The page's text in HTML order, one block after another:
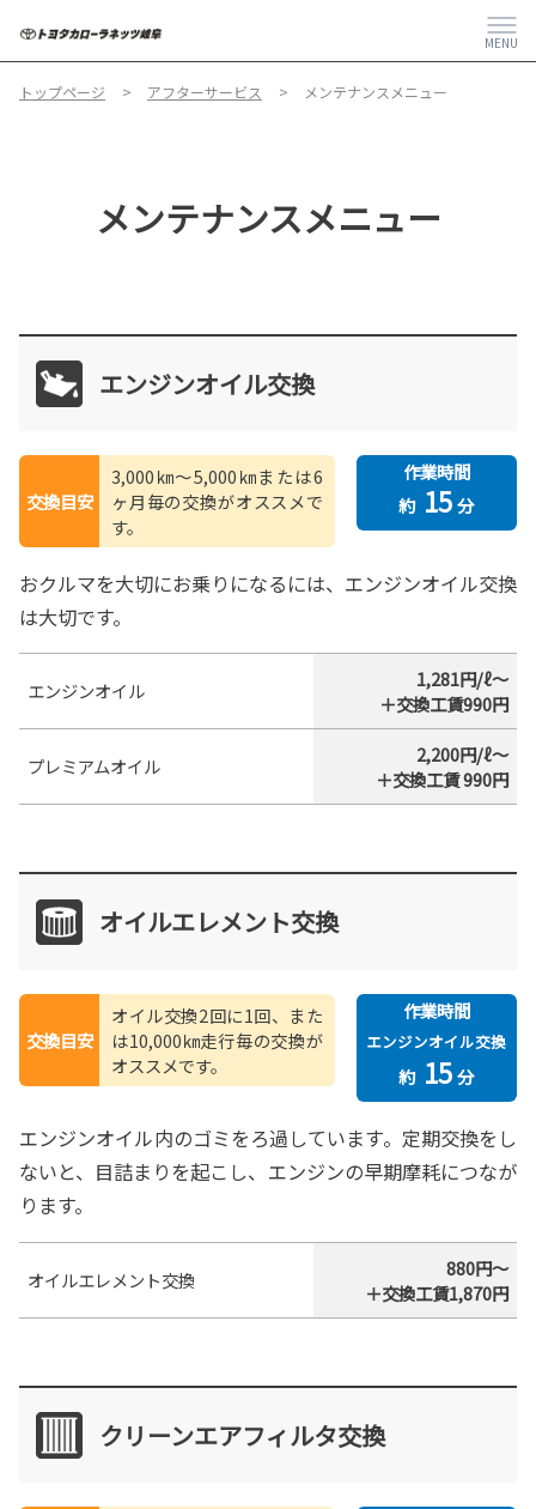
MENU
トップページ アフターサービス メンテナンスメニュー
メンテナンスメニュー
エンジンオイル交換
交換目安
3,000㎞～5,000㎞または6
ヶ月毎の交換がオススメで
す。
作業時間
約 15 分
おクルマを大切にお乗りになるには、エンジンオイル交換
は大切です。
エンジンオイル
1,281円/ℓ～
＋交換工賃990円
プレミアムオイル
2,200円/ℓ～
＋交換工賃 990円
オイルエレメント交換
交換目安
オイル交換2回に1回、また
は10,000㎞走行毎の交換が
オススメです。
作業時間
エンジンオイル交換
約 15 分
エンジンオイル内のゴミをろ過しています。定期交換をし
ないと、目詰まりを起こし、エンジンの早期摩耗につなが
ります。
オイルエレメント交換
880円～
＋交換工賃1,870円
クリーンエアフィルタ交換